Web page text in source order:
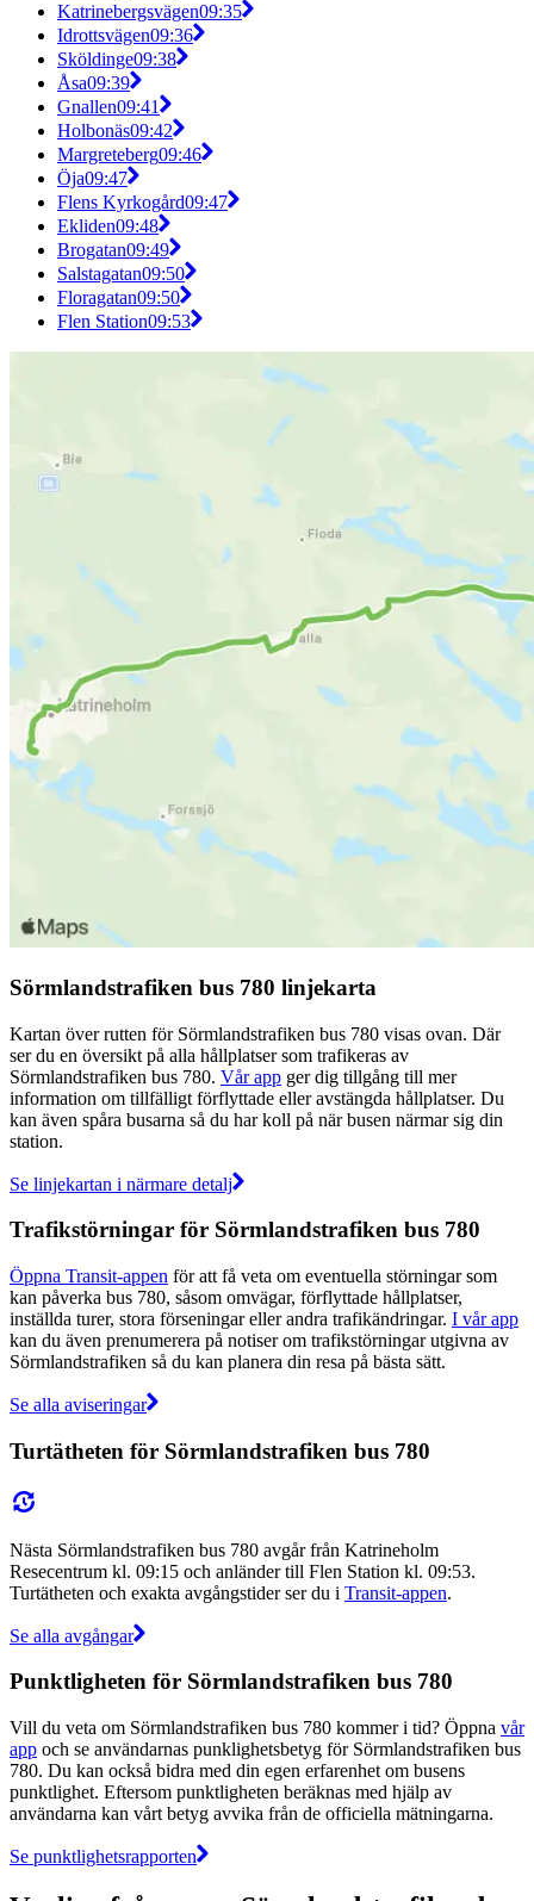
Katrinebergsvägen09:35
Idrottsvägen09:36
Sköldinge09:38
Åsa09:39
Gnallen09:41
Holbonäs09:42
Margreteberg09:46
Öja09:47
Flens Kyrkogård09:47
Ekliden09:48
Brogatan09:49
Salstagatan09:50
Floragatan09:50
Flen Station09:53
Sörmlandstrafiken bus 780 linjekarta
Kartan över rutten för Sörmlandstrafiken bus 780 visas ovan. Där
ser du en översikt på alla hållplatser som trafikeras av
Sörmlandstrafiken bus 780. Vår app ger dig tillgång till mer
information om tillfälligt förflyttade eller avstängda hållplatser. Du
kan även spåra busarna så du har koll på när busen närmar sig din
station.
Se linjekartan i närmare detalj
Trafikstörningar för Sörmlandstrafiken bus 780
Öppna Transit-appen för att få veta om eventuella störningar som
kan påverka bus 780, såsom omvägar, förflyttade hållplatser,
inställda turer, stora förseningar eller andra trafikändringar. I vår app
kan du även prenumerera på notiser om trafikstörningar utgivna av
Sörmlandstrafiken så du kan planera din resa på bästa sätt.
Se alla aviseringar
Turtätheten för Sörmlandstrafiken bus 780
Nästa Sörmlandstrafiken bus 780 avgår från Katrineholm
Resecentrum kl. 09:15 och anländer till Flen Station kl. 09:53.
Turtätheten och exakta avgångstider ser du i Transit-appen.
Se alla avgångar
Punktligheten för Sörmlandstrafiken bus 780
Vill du veta om Sörmlandstrafiken bus 780 kommer i tid? Öppna vår
app och se användarnas punklighetsbetyg för Sörmlandstrafiken bus
780. Du kan också bidra med din egen erfarenhet om busens
punktlighet. Eftersom punktligheten beräknas med hjälp av
användarna kan vårt betyg avvika från de officiella mätningarna.
Se punktlighetsrapporten